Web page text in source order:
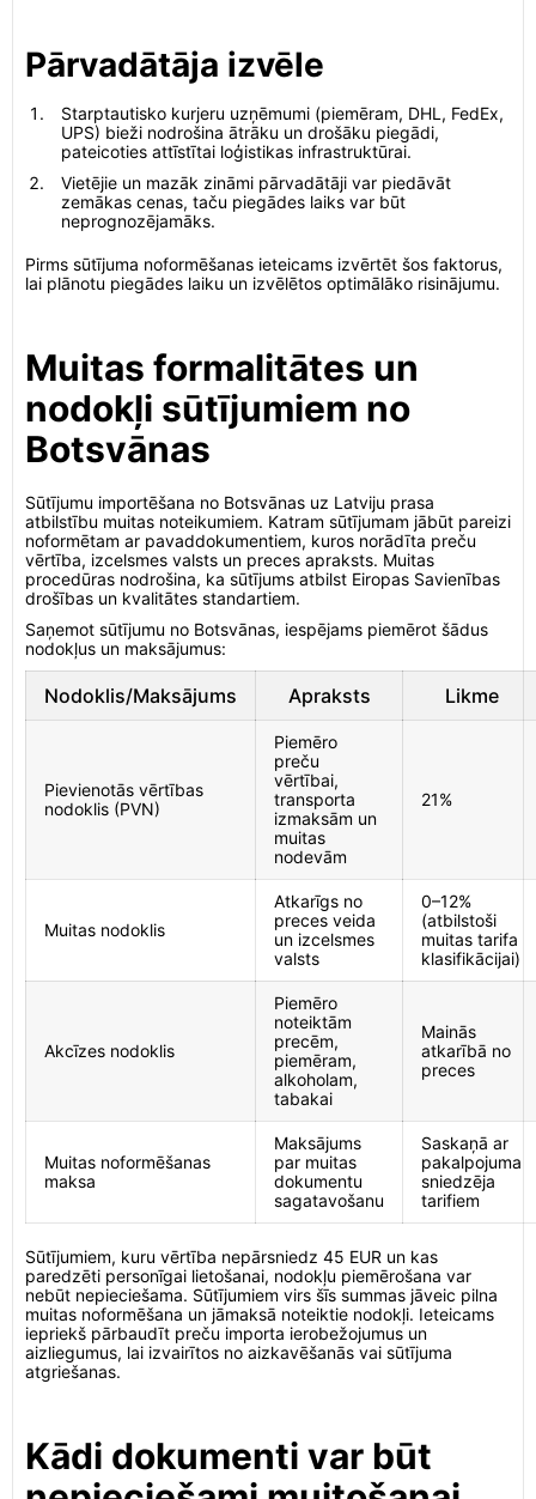
Pārvadātāja izvēle
Starptautisko kurjeru uzņēmumi (piemēram, DHL, FedEx,
UPS) bieži nodrošina ātrāku un drošāku piegādi,
pateicoties attīstītai loģistikas infrastruktūrai.
Vietējie un mazāk zināmi pārvadātāji var piedāvāt
zemākas cenas, taču piegādes laiks var būt
neprognozējamāks.
Pirms sūtījuma noformēšanas ieteicams izvērtēt šos faktorus,
lai plānotu piegādes laiku un izvēlētos optimālāko risinājumu.
Muitas formalitātes un
nodokļi sūtījumiem no
Botsvānas
Sūtījumu importēšana no Botsvānas uz Latviju prasa
atbilstību muitas noteikumiem. Katram sūtījumam jābūt pareizi
noformētam ar pavaddokumentiem, kuros norādīta preču
vērtība, izcelsmes valsts un preces apraksts. Muitas
procedūras nodrošina, ka sūtījums atbilst Eiropas Savienības
drošības un kvalitātes standartiem.
Saņemot sūtījumu no Botsvānas, iespējams piemērot šādus
nodokļus un maksājumus:
Nodoklis/Maksājums Apraksts Likme
Pievienotās vērtības
nodoklis (PVN)
Piemēro
preču
vērtībai,
transporta
izmaksām un
muitas
nodevām
21%
Muitas nodoklis
Atkarīgs no
preces veida
un izcelsmes
valsts
0–12%
(atbilstoši
muitas tarifa
klasifikācijai)
Akcīzes nodoklis
Piemēro
noteiktām
precēm,
piemēram,
alkoholam,
tabakai
Mainās
atkarībā no
preces
Muitas noformēšanas
maksa
Maksājums
par muitas
dokumentu
sagatavošanu
Saskaņā ar
pakalpojuma
sniedzēja
tarifiem
Sūtījumiem, kuru vērtība nepārsniedz 45 EUR un kas
paredzēti personīgai lietošanai, nodokļu piemērošana var
nebūt nepieciešama. Sūtījumiem virs šīs summas jāveic pilna
muitas noformēšana un jāmaksā noteiktie nodokļi. Ieteicams
iepriekš pārbaudīt preču importa ierobežojumus un
aizliegumus, lai izvairītos no aizkavēšanās vai sūtījuma
atgriešanas.
Kādi dokumenti var būt